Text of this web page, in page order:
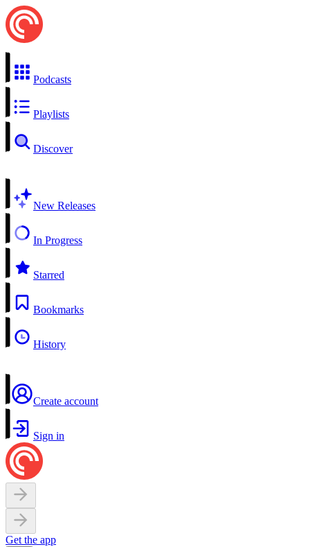
Podcasts
Playlists
Discover
New Releases
In Progress
Starred
Bookmarks
History
Create account
Sign in
Get the app